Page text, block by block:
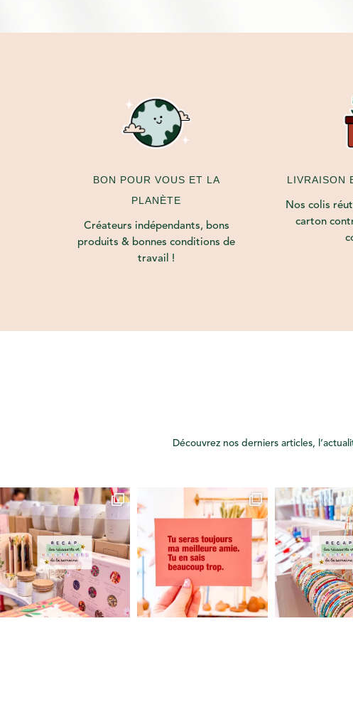
BON POUR VOUS ET LA
PLANÈTE
Créateurs indépendants, bons
produits & bonnes conditions de
travail !
LIVRAISON
Nos colis
carton
Découvrez nos derniers articles,